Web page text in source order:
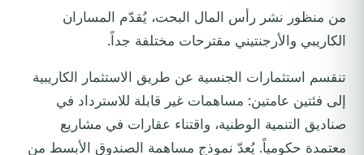
من منظور نشر رأس المال البحت، يُقدّم المساران
الكاريبي والأرجنتيني مقترحات مختلفة جداً.
تنقسم استثمارات الجنسية عن طريق الاستثمار الكاريبية
إلى فئتين عامتين: مساهمات غير قابلة للاسترداد في
صناديق التنمية الوطنية، واقتناء عقارات في مشاريع
معتمدة حكومياً. يُعدّ نموذج مساهمة الصندوق الأبسط من